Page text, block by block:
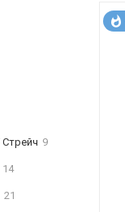
Стрейч 9
14
21